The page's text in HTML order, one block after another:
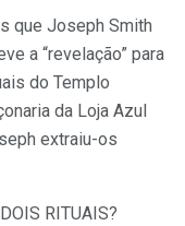
que Joseph Smith
a “revelação” para
do Templo
da Loja Azul
extraiu-os
RITUAIS?